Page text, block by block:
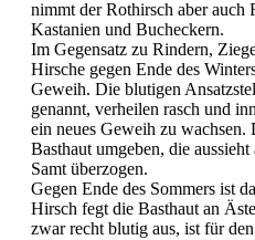
nimmt der Rothirsch aber auch
Kastanien und Bucheckern.
Im Gegensatz zu Rindern,
Hirsche gegen Ende des
Geweih. Die blutigen
genannt, verheilen rasch und
ein neues Geweih zu wachsen.
Basthaut umgeben, die
Samt überzogen.
Gegen Ende des Sommers ist
Hirsch fegt die Basthaut an
zwar recht blutig aus, ist für